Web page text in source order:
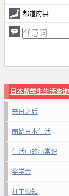
都道府县
日本留学生生活咨询
来日之后
開始日本生活
生活中的小常识
奖学金
打工须知